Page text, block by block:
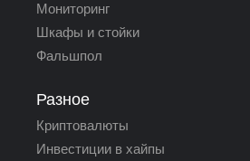
Мониторинг
Шкафы и стойки
Фальшпол
Разное
Криптовалюты
Инвестиции в хайпы